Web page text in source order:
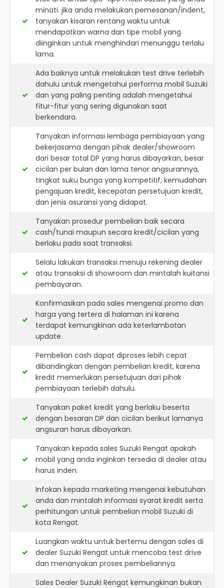
minati. jika anda melakukan pemesanan/indent,
tanyakan kisaran rentang waktu untuk
mendapatkan warna dan tipe mobil yang
diinginkan untuk menghindari menunggu terlalu
lama.
Ada baiknya untuk melakukan test drive terlebih
dahulu untuk mengetahui performa mobil Suzuki
dan yang paling penting adalah mengetahui
fitur-fitur yang sering digunakan saat
berkendara.
Tanyakan informasi lembaga pembiayaan yang
bekerjasama dengan pihak dealer/showroom
dari besar total DP yang harus dibayarkan, besar
cicilan per bulan dan lama tenor angsurannya,
tingkat suku bunga yang kompetitif, kemudahan
pengajuan kredit, kecepatan persetujuan kredit,
dan jenis asuransi yang didapat.
Tanyakan prosedur pembelian baik secara
cash/tunai maupun secara kredit/cicilan yang
berlaku pada saat transaksi.
Selalu lakukan transaksi menuju rekening dealer
atau transaksi di showroom dan mintalah kuitansi
pembayaran.
Konfirmasikan pada sales mengenai promo dan
harga yang tertera di halaman ini karena
terdapat kemungkinan ada keterlambatan
update.
Pembelian cash dapat diproses lebih cepat
dibandingkan dengan pembelian kredit, karena
kredit memerlukan persetujuan dari pihak
pembiayaan terlebih dahulu.
Tanyakan paket kredit yang berlaku beserta
dengan besaran DP dan cicilan berikut lamanya
angsuran harus dibayarkan.
Tanyakan kepada sales Suzuki Rengat apakah
mobil yang anda inginkan tersedia di dealer atau
harus inden.
Infokan kepada marketing mengenai kebutuhan
anda dan mintalah informasi syarat kredit serta
perhitungan untuk pembelian mobil Suzuki di
kota Rengat.
Luangkan waktu untuk bertemu dengan sales di
dealer Suzuki Rengat untuk mencoba test drive
dan menanyakan proses pembeliannya.
Sales Dealer Suzuki Rengat kemungkinan bukan